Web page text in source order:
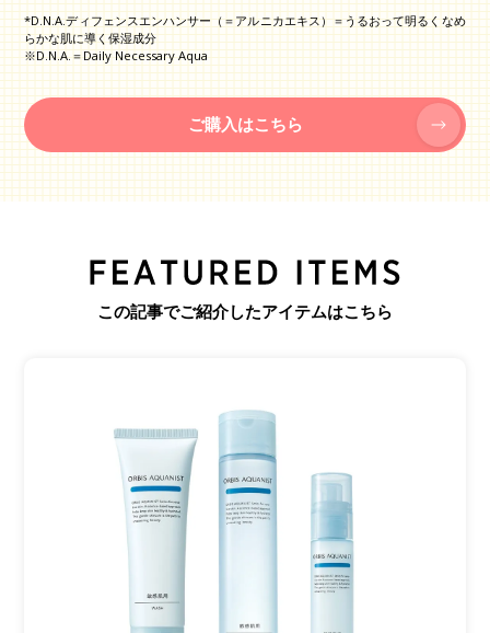
*D.N.A.ディフェンスエンハンサー（＝アルニカエキス）＝うるおって明るくなめ
らかな肌に導く保湿成分
※D.N.A.＝Daily Necessary Aqua
ご購入はこちら
この記事でご紹介したアイテムはこちら